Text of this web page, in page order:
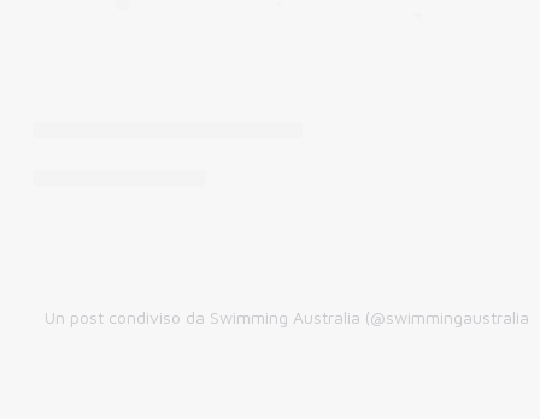
Un post condiviso da Swimming Australia (@swimmingaustralia)